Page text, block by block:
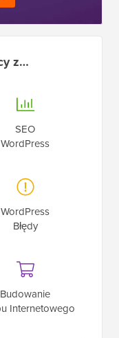
z…
SEO
WordPress
WordPress
Błędy
Budowanie
Internetowego